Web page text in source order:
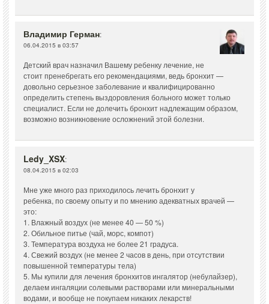
Владимир Герман:
06.04.2015 в 03:57
Детский врач назначил Вашему ребенку лечение, не
стоит пренебрегать его рекомендациями, ведь бронхит —
довольно серьезное заболевание и квалифицированно
определить степень выздоровления больного может только
специалист. Если не долечить бронхит надлежащим образом,
возможно возникновение осложнений этой болезни.
Ledy_XSX:
08.04.2015 в 02:03
Мне уже много раз приходилось лечить бронхит у
ребенка, по своему опыту и по мнению адекватных врачей —
это:
1. Влажный воздух (не менее 40 — 50 %)
2. Обильное питье (чай, морс, компот)
3. Температура воздуха не более 21 градуса.
4. Свежий воздух (не менее 2 часов в день, при отсутствии
повышенной температуры тела)
5. Мы купили для лечения бронхитов ингалятор (небулайзер),
делаем ингаляции солевыми растворами или минеральными
водами, и вообще не покупаем никаких лекарств!